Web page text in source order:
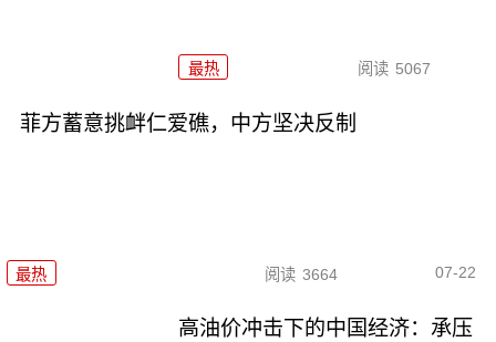
最热 阅读 5067
菲方蓄意挑衅仁爱礁，中方坚决反制
最热 阅读 3664 07-22
高油价冲击下的中国经济：承压